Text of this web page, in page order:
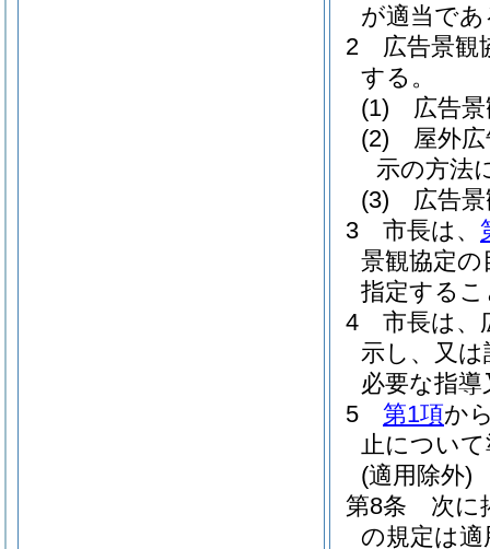
が適当で
2
広告景
する。
(1)
広告
(2)
屋外
示の方法
(3)
広告
3
市長は、
景観協定
指定する
4
市長は、
示し、又
必要な指
5
第1項か
止につい
(適用除外)
第8条
次に
の規定は